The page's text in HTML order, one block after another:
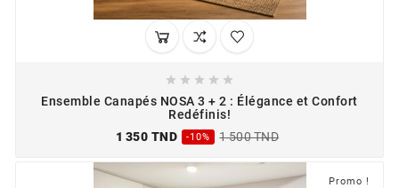
    
Ensemble Canapés NOSA 3 + 2 : Élégance et Confort
Redéfinis!
1 350 TND
-10% 1 500 TND
Promo !